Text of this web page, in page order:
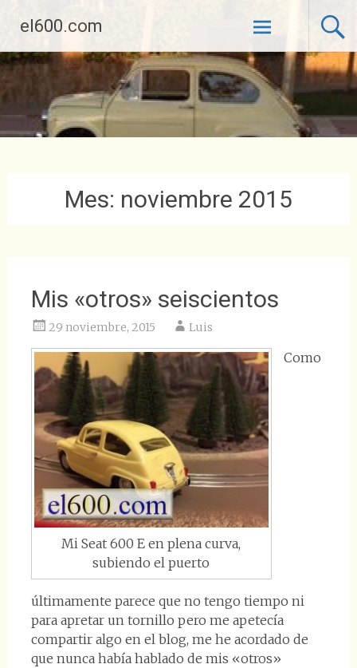
contenido
el600.com
Mes: noviembre 2015
Mis «otros» seiscientos
29 noviembre, 2015 Luis
Mi Seat 600 E en plena curva,
subiendo el puerto
Como
últimamente parece que no tengo tiempo ni
para apretar un tornillo pero me apetecía
compartir algo en el blog, me he acordado de
que nunca había hablado de mis «otros»